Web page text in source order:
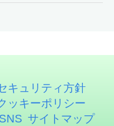
キュリティ方針
ッキーポリシー
サイトマップ